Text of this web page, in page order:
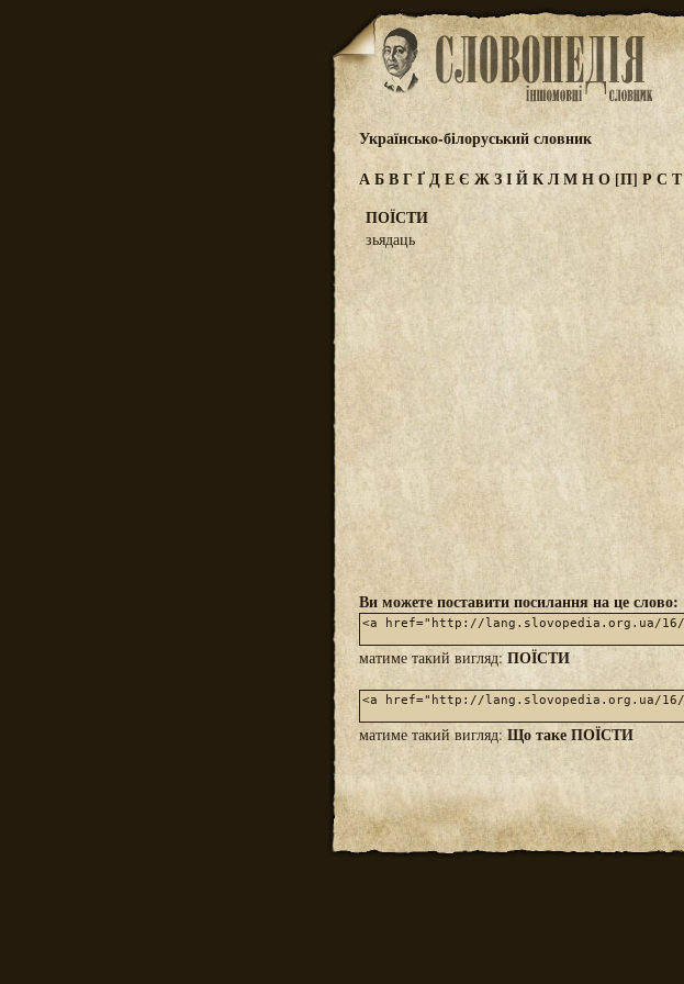
Українсько-білоруський словник
АБВГҐДЕЄ ЖЗІЙКЛМНО[П] РС Т
ПОЇСТИ
зьядаць
Ви можете поставити посилання на це слово:
матиме такий вигляд: ПОЇСТИ
матиме такий вигляд:Що таке ПОЇСТИ